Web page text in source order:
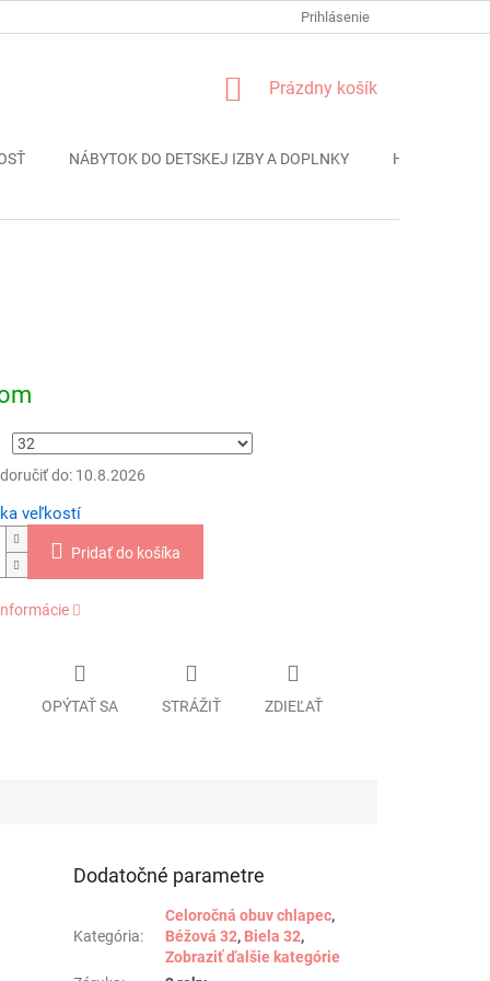
PODMIENKY OCHRANY OSOBNÝCH
Prihlásenie
NÁKUPNÝ
Prázdny košík
NÁBYTOK DO DETSKEJ IZBY A DOPLNKY HRAČKY
do: 10.8.2026
veľkostí
Pridať do košíka
OPÝTAŤ SA STRÁŽIŤ ZDIEĽAŤ
Dodatočné parametre
Kategória:
Celoročná obuv chlapec,
Béžová 32, Biela 32,
Zobraziť ďalšie kategórie